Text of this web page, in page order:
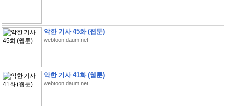
악한 기사 45화 (웹툰)
webtoon.daum.net
악한 기사 41화 (웹툰)
webtoon.daum.net